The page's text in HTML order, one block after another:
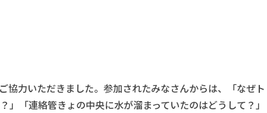
力いただきました。参加されたみなさんからは、「なぜト
「連絡管きょの中央に水が溜まっていたのはどうして？」